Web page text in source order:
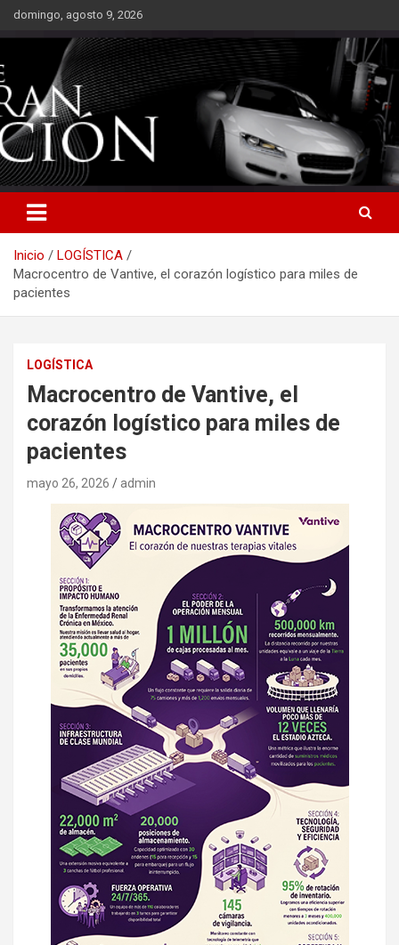
Saltardomingo, agosto 9, 2026
Inicio
LOGÍSTICA
Macrocentro de Vantive, el corazón logístico para miles de
pacientes
LOGÍSTICA
Macrocentro de Vantive, el
corazón logístico para miles de
pacientes
mayo 26, 2026 admin